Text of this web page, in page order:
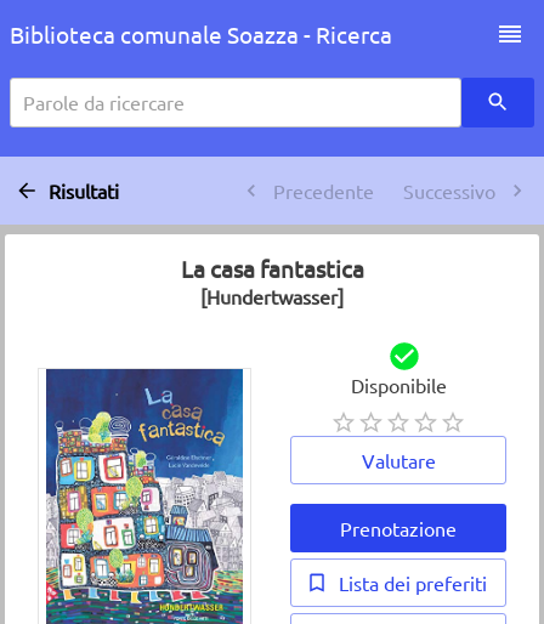
Biblioteca comunale Soazza - Ricerca
Parole da ricercare
Risultati Precedente Successivo
La casa fantastica
[Hundertwasser]
Disponibile
Valutare
Prenotazione
Lista dei preferiti